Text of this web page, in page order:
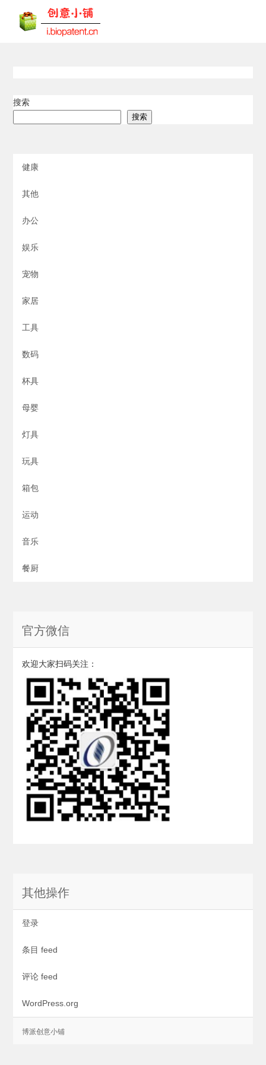
搜索
搜索
健康
其他
办公
娱乐
宠物
家居
工具
数码
杯具
母婴
灯具
玩具
箱包
运动
音乐
餐厨
官方微信
欢迎大家扫码关注：
其他操作
登录
条目 feed
评论 feed
WordPress.org